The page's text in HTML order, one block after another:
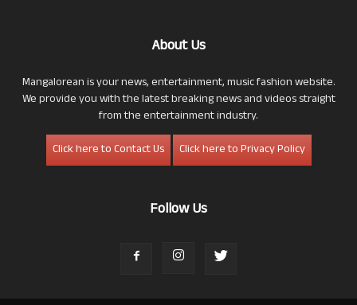
About Us
Mangalorean is your news, entertainment, music fashion website.
We provide you with the latest breaking news and videos straight
from the entertainment industry.
Click here to Contact Us
Click here to Privacy Policy
Follow Us